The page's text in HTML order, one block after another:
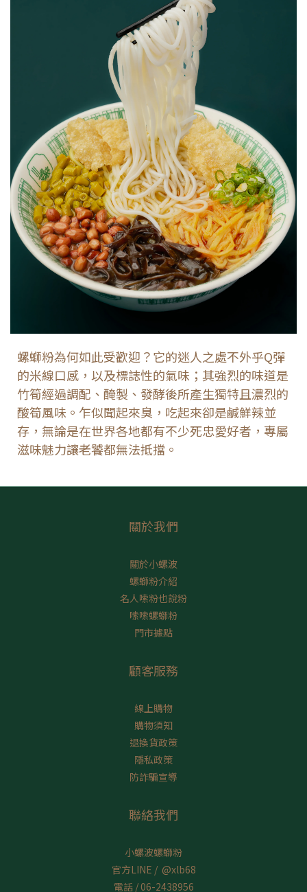
螺螄粉為何如此受歡迎？它的迷人之處不外乎Q彈
的米線口感，以及標誌性的氣味；其強烈的味道是
竹筍經過調配、醃製、發酵後所產生獨特且濃烈的
酸筍風味。乍似聞起來臭，吃起來卻是鹹鮮辣並
存，無論是在世界各地都有不少死忠愛好者，專屬
滋味魅力讓老饕都無法抵擋。
關於我們
關於小螺波
螺螄粉介紹
名人嗦粉也說粉
嗦嗦螺螄粉
門市據點
顧客服務
線上購物
購物須知
退換貨政策
隱私政策
防詐騙宣導
聯絡我們
小螺波螺螄粉
官方LINE / @xlb68
電話 / 06-2438956